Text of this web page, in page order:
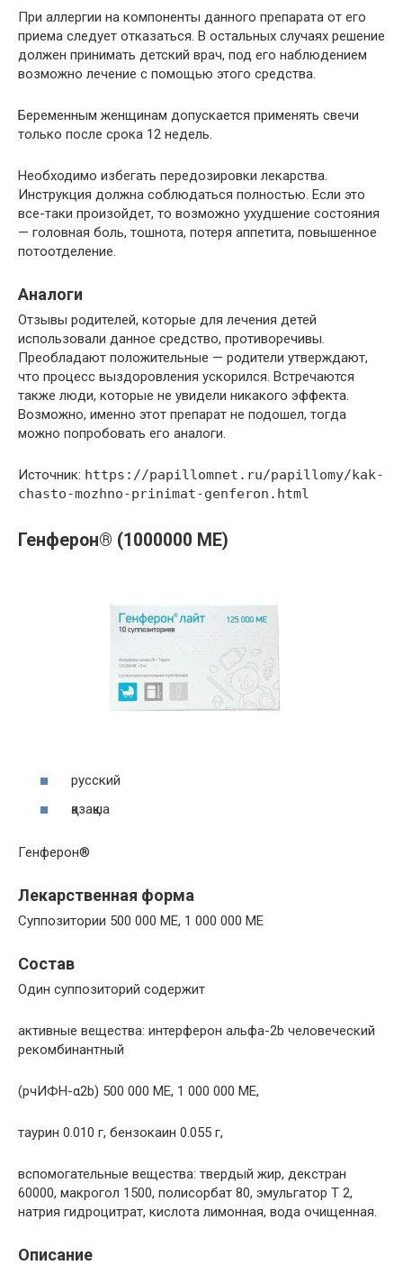
При аллергии на компоненты данного препарата от его
приема следует отказаться. В остальных случаях решение
должен принимать детский врач, под его наблюдением
возможно лечение с помощью этого средства.
Беременным женщинам допускается применять свечи
только после срока 12 недель.
Необходимо избегать передозировки лекарства.
Инструкция должна соблюдаться полностью. Если это
все-таки произойдет, то возможно ухудшение состояния
— головная боль, тошнота, потеря аппетита, повышенное
потоотделение.
Аналоги
Отзывы родителей, которые для лечения детей
использовали данное средство, противоречивы.
Преобладают положительные — родители утверждают,
что процесс выздоровления ускорился. Встречаются
также люди, которые не увидели никакого эффекта.
Возможно, именно этот препарат не подошел, тогда
можно попробовать его аналоги.
Источник: https://papillomnet.ru/papillomy/kak-
chasto-mozhno-prinimat-genferon.html
Генферон® (1000000 МЕ)
русский
қазақша
Генферон®
Лекарственная форма
Суппозитории 500 000 МЕ, 1 000 000 МЕ
Состав
Один суппозиторий содержит
активные вещества: интерферон альфа-2b человеческий
рекомбинантный
(рчИФН-α2b) 500 000 МЕ, 1 000 000 МЕ,
таурин 0.010 г, бензокаин 0.055 г,
вспомогательные вещества: твердый жир, декстран
60000, макрогол 1500, полисорбат 80, эмульгатор Т 2,
натрия гидроцитрат, кислота лимонная, вода очищенная.
Описание